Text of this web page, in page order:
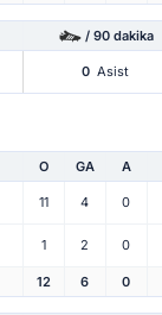
/ 90 dakika
0 Asist
O GA A
11 4 0
1 2 0
12 6 0